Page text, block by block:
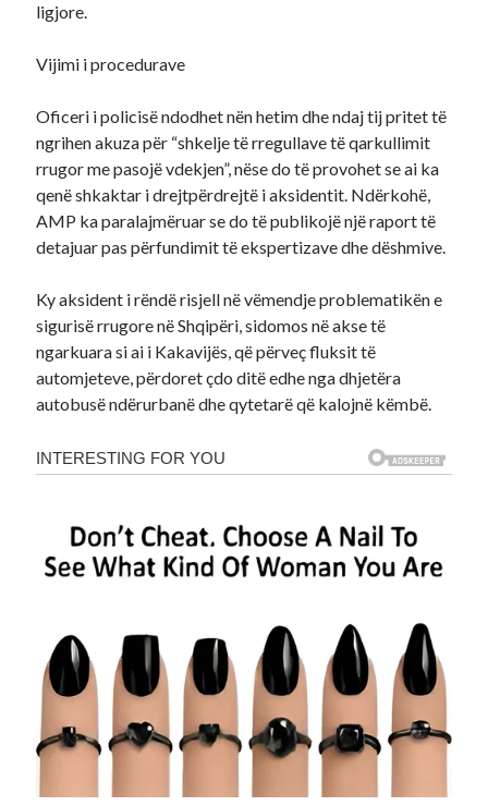
ligjore.
Vijimi i procedurave
Oficeri i policisë ndodhet nën hetim dhe ndaj tij pritet të
ngrihen akuza për “shkelje të rregullave të qarkullimit
rrugor me pasojë vdekjen”, nëse do të provohet se ai ka
qenë shkaktar i drejtpërdrejtë i aksidentit. Ndërkohë,
AMP ka paralajmëruar se do të publikojë një raport të
detajuar pas përfundimit të ekspertizave dhe dëshmive.
Ky aksident i rëndë risjell në vëmendje problematikën e
sigurisë rrugore në Shqipëri, sidomos në akse të
ngarkuara si ai i Kakavijës, që përveç fluksit të
automjeteve, përdoret çdo ditë edhe nga dhjetëra
autobusë ndërurbanë dhe qytetarë që kalojnë këmbë.